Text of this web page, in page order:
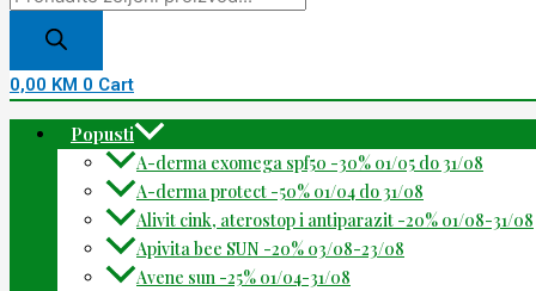
0,00 KM 0 Cart
Popusti
A-derma exomega spf50 -30% 01/05 do 31/08
A-derma protect -50% 01/04 do 31/08
Alivit cink, aterostop i antiparazit -20% 01/08-31/08
Apivita bee SUN -20% 03/08-23/08
Avene sun -25% 01/04-31/08